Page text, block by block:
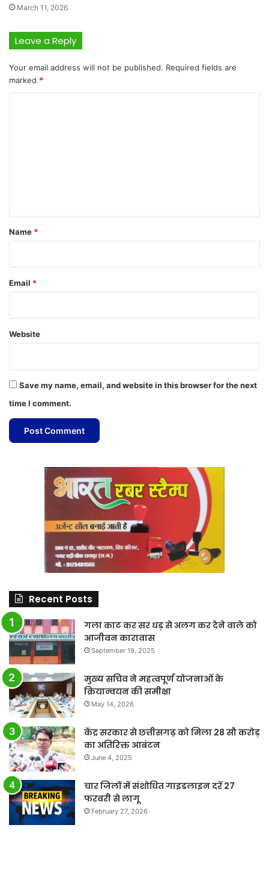
March 11, 2026
Leave a Reply
Your email address will not be published. Required fields are
marked *
*
Name *
Email *
Website
Save my name, email, and website in this browser for the next
time I comment.
Recent Posts
गला काट कर सर धड़ से अलग कर देने वाले को
आजीवन कारावास
September 19, 2025
मुख्य सचिव ने महत्वपूर्ण योजनाओं के
क्रियान्वयन की समीक्षा
May 14, 2026
केंद्र सरकार से छत्तीसगढ़ को मिला 28 सौ करोड़
का अतिरिक्त आबंटन
June 4, 2025
चार जिलों में संशोधित गाइडलाइन दरें 27
फरवरी से लागू
February 27, 2026